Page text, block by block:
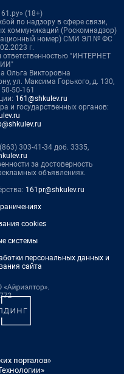
(18+)
по надзору в сфере связи,
коммуникаций (Роскомнадзор)
номер) СМИ ЭЛ № ФС
г.
ответственностью "ИНТЕРНЕТ
Ольга Викторовна
ул. Максима Горького, д. 130,
50-161
161@shkulev.ru
и государственных органов:
303-41-34 доб. 3335,
за достоверность
объявлениях.
161pr@shkulev.ru
cookies
системы
персональных данных и
сайта
порталов»